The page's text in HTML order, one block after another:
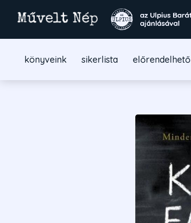
könyveink sikerlista előrendelhető